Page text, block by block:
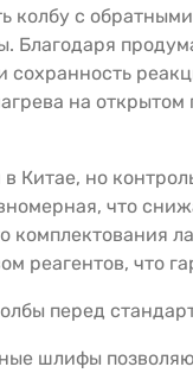
колбу с
Благодаря
сохранность
на
Китае, но
что
комплектования
реагентов, что
перед
шлифы